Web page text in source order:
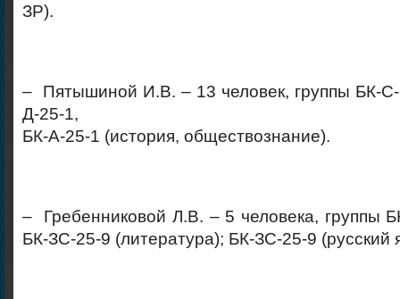
ЗР).
– Пятышиной И.В. – 13 человек, группы БК-
Д-25-1,
БК-А-25-1 (история, обществознание).
– Гребенниковой Л.В. – 5 человека, группы
БК-ЗС-25-9 (литература); БК-ЗС-25-9 (русский